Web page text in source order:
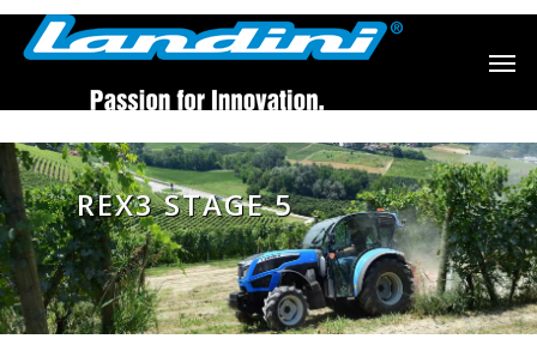
REX3 STAGE 5